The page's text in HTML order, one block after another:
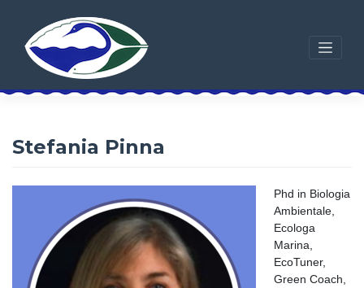
content
Stefania Pinna
Phd in Biologia
Ambientale,
Ecologa
Marina,
EcoTuner,
Green Coach,